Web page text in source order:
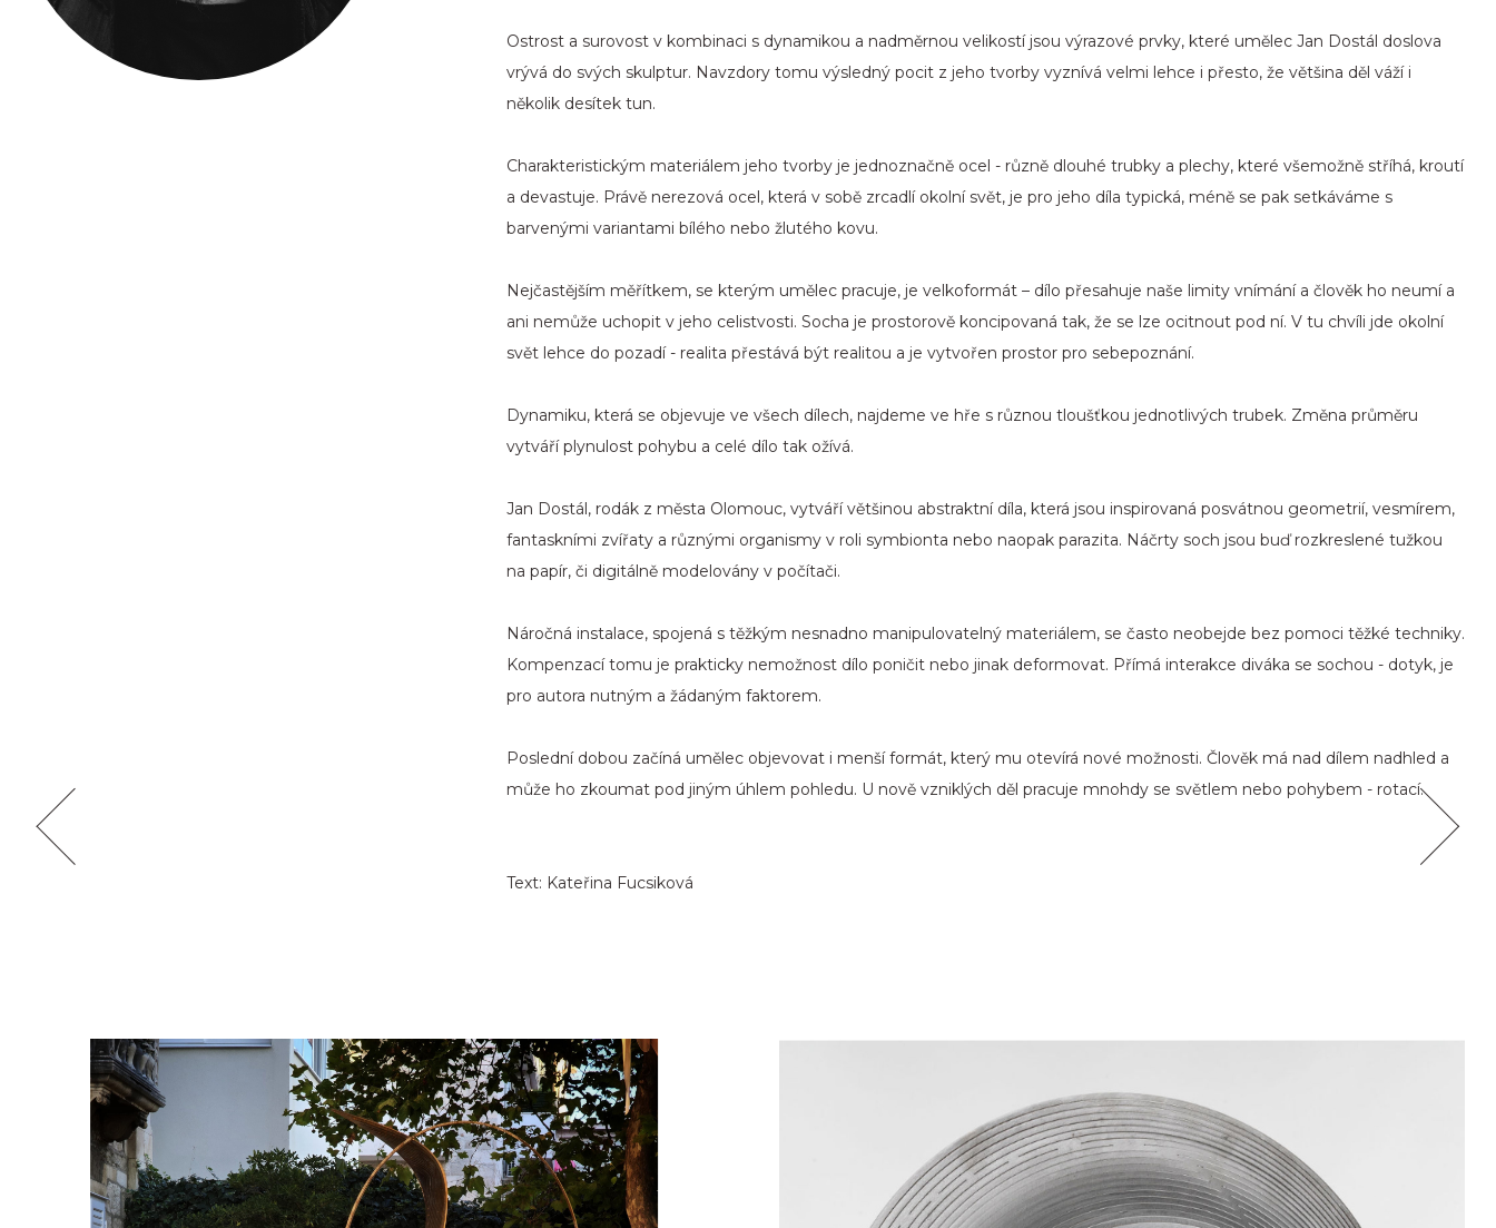
Ostrost a surovost v kombinaci s dynamikou a nadměrnou velikostí jsou výrazové prvky, které umělec Jan Dostál doslova
vrývá do svých skulptur. Navzdory tomu výsledný pocit z jeho tvorby vyznívá velmi lehce i přesto, že většina děl váží i
několik desítek tun.
Charakteristickým materiálem jeho tvorby je jednoznačně ocel - různě dlouhé trubky a plechy, které všemožně stříhá, kroutí
a devastuje. Právě nerezová ocel, která v sobě zrcadlí okolní svět, je pro jeho díla typická, méně se pak setkáváme s
barvenými variantami bílého nebo žlutého kovu.
Nejčastějším měřítkem, se kterým umělec pracuje, je velkoformát – dílo přesahuje naše limity vnímání a člověk ho neumí a
ani nemůže uchopit v jeho celistvosti. Socha je prostorově koncipovaná tak, že se lze ocitnout pod ní. V tu chvíli jde okolní
svět lehce do pozadí - realita přestává být realitou a je vytvořen prostor pro sebepoznání.
Dynamiku, která se objevuje ve všech dílech, najdeme ve hře s různou tloušťkou jednotlivých trubek. Změna průměru
vytváří plynulost pohybu a celé dílo tak ožívá.
Jan Dostál, rodák z města Olomouc, vytváří většinou abstraktní díla, která jsou inspirovaná posvátnou geometrií, vesmírem,
fantaskními zvířaty a různými organismy v roli symbionta nebo naopak parazita. Náčrty soch jsou buď rozkreslené tužkou
na papír, či digitálně modelovány v počítači.
Náročná instalace, spojená s těžkým nesnadno manipulovatelný materiálem, se často neobejde bez pomoci těžké techniky.
Kompenzací tomu je prakticky nemožnost dílo poničit nebo jinak deformovat. Přímá interakce diváka se sochou - dotyk, je
pro autora nutným a žádaným faktorem.
Poslední dobou začíná umělec objevovat i menší formát, který mu otevírá nové možnosti. Člověk má nad dílem nadhled a
může ho zkoumat pod jiným úhlem pohledu. U nově vzniklých děl pracuje mnohdy se světlem nebo pohybem - rotací.
Text: Kateřina Fucsiková